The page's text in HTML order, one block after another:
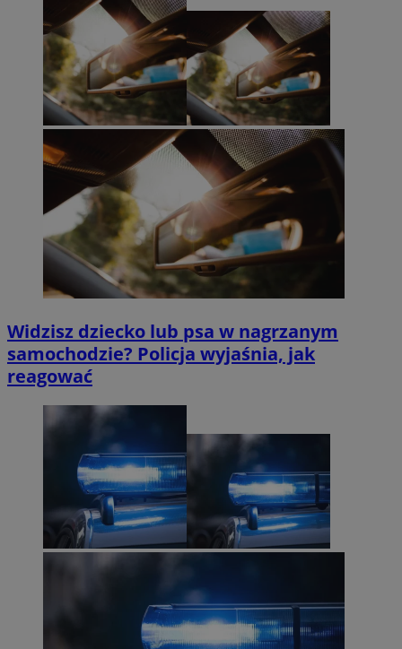
Widzisz dziecko lub psa w nagrzanym
samochodzie? Policja wyjaśnia, jak
reagować